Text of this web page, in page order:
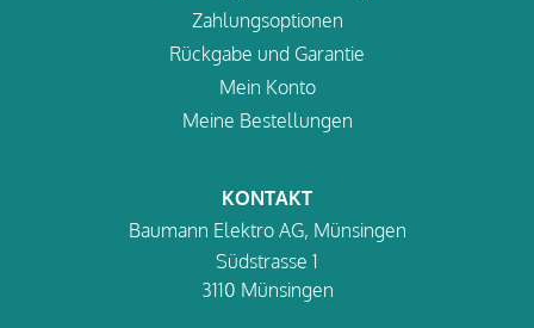
Zahlungsoptionen
Rückgabe und Garantie
Mein Konto
Meine Bestellungen
KONTAKT
Baumann Elektro AG, Münsingen
Südstrasse 1
3110 Münsingen